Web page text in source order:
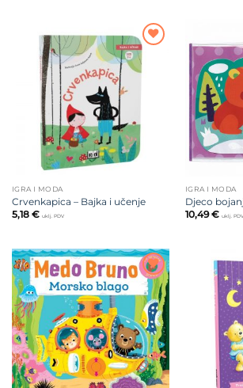
Dodajte
na listu
želja
IGRA I MODA
Crvenkapica – Bajka i učenje
5,18 € uklj. PDV
IGRA I MODA
Djeco
10,49€ uklj. PDV
Dodajte
na listu
želja